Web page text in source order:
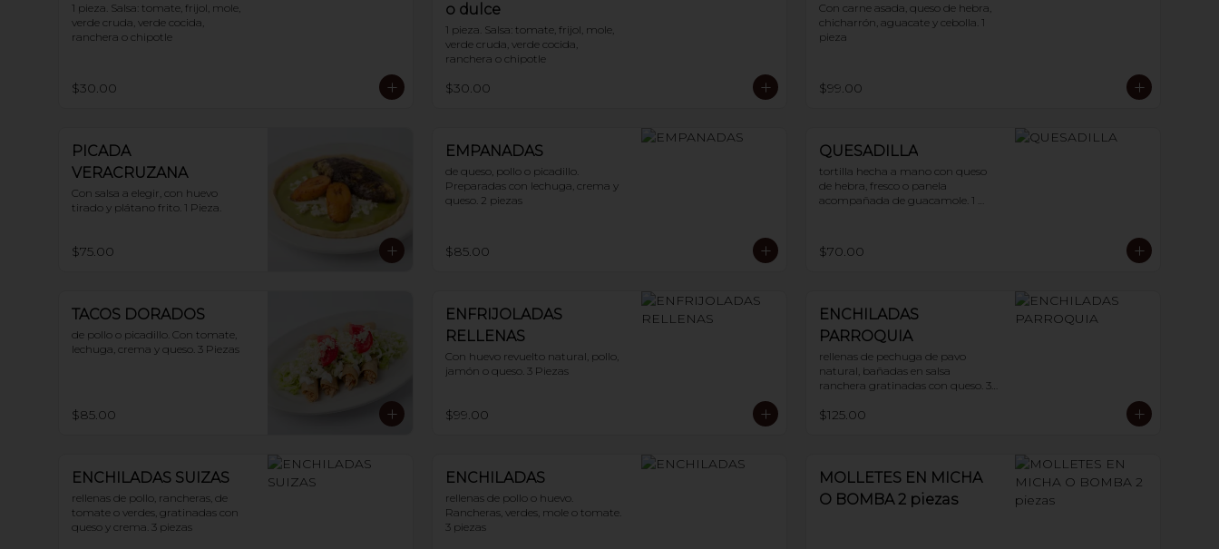
1 pieza. Salsa: tomate, frijol, mole,
verde cruda, verde cocida,
ranchera o chipotle
$30.00
o dulce
1 pieza. Salsa: tomate, frijol, mole,
verde cruda, verde cocida,
ranchera o chipotle
$30.00
Con carne asada, queso de hebra,
chicharrón, aguacate y cebolla. 1
pieza
$99.00
PICADA
VERACRUZANA
Con salsa a elegir, con huevo
tirado y plátano frito. 1 Pieza.
$75.00
EMPANADAS
de queso, pollo o picadillo.
Preparadas con lechuga, crema y
queso. 2 piezas
$85.00
QUESADILLA
tortilla hecha a mano con queso
de hebra, fresco o panela
acompañada de guacamole. 1
$70.00
TACOS DORADOS
de pollo o picadillo. Con tomate,
lechuga, crema y queso. 3 Piezas
$85.00
ENFRIJOLADAS
RELLENAS
Con huevo revuelto natural, pollo,
jamón o queso. 3 Piezas
$99.00
ENCHILADAS
PARROQUIA
rellenas de pechuga de pavo
natural, bañadas en salsa
ranchera gratinadas con queso. 3
$125.00
ENCHILADAS SUIZAS
rellenas de pollo, rancheras, de
tomate o verdes, gratinadas con
queso y crema. 3 piezas
ENCHILADAS
rellenas de pollo o huevo.
Rancheras, verdes, mole o tomate.
3 piezas
MOLLETES EN MICHA
O BOMBA 2 piezas